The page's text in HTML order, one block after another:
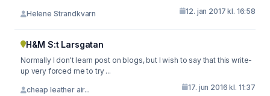
Helene Strandkvarn 12. jan 2017 kl. 16:58
H&M S:t Larsgatan
Normally I don't learn post on blogs, but I wish to say that this write-
up very forced me to try ...
cheap leather air... 17. jun 2016 kl. 11:37